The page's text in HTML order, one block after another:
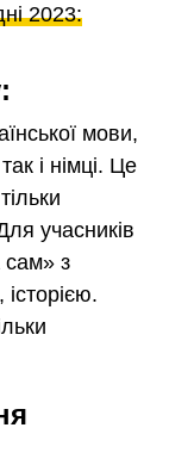
2023:
мови,
і німці. Це
учасників
сам» з